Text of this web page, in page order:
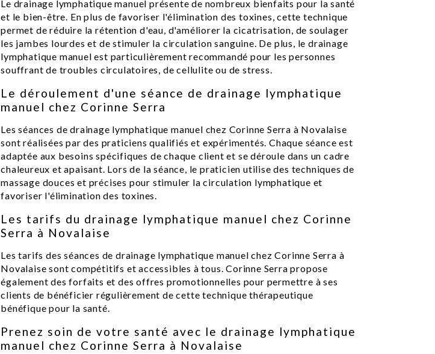
Le drainage lymphatique manuel présente de nombreux bienfaits pour la santé
et le bien-être. En plus de favoriser l'élimination des toxines, cette technique
permet de réduire la rétention d'eau, d'améliorer la cicatrisation, de soulager
les jambes lourdes et de stimuler la circulation sanguine. De plus, le drainage
lymphatique manuel est particulièrement recommandé pour les personnes
souffrant de troubles circulatoires, de cellulite ou de stress.
Le déroulement d'une séance de drainage lymphatique
manuel chez Corinne Serra
Les séances de drainage lymphatique manuel chez Corinne Serra à Novalaise
sont réalisées par des praticiens qualifiés et expérimentés. Chaque séance est
adaptée aux besoins spécifiques de chaque client et se déroule dans un cadre
chaleureux et apaisant. Lors de la séance, le praticien utilise des techniques de
massage douces et précises pour stimuler la circulation lymphatique et
favoriser l'élimination des toxines.
Les tarifs du drainage lymphatique manuel chez Corinne
Serra à Novalaise
Les tarifs des séances de drainage lymphatique manuel chez Corinne Serra à
Novalaise sont compétitifs et accessibles à tous. Corinne Serra propose
également des forfaits et des offres promotionnelles pour permettre à ses
clients de bénéficier régulièrement de cette technique thérapeutique
bénéfique pour la santé.
Prenez soin de votre santé avec le drainage lymphatique
manuel chez Corinne Serra à Novalaise